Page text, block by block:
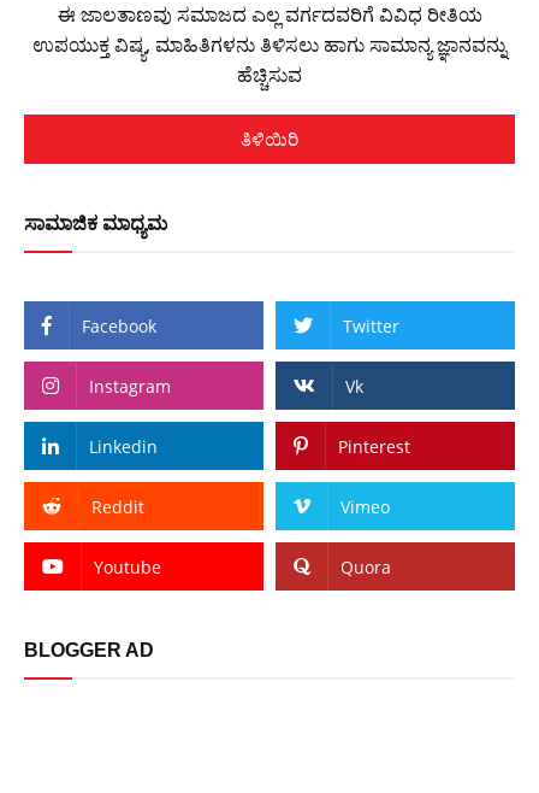
ಈ ಜಾಲತಾಣವು ಸಮಾಜದ ಎಲ್ಲ ವರ್ಗದವರಿಗೆ ವಿವಿಧ ರೀತಿಯ
ಉಪಯುಕ್ತ ವಿಷ್ಯ, ಮಾಹಿತಿಗಳನು ತಿಳಿಸಲು ಹಾಗು ಸಾಮಾನ್ಯ ಜ್ಞಾನವನ್ನು
ಹೆಚ್ಚಿಸುವ
ತಿಳಿಯಿರಿ
ಸಾಮಾಜಿಕ ಮಾಧ್ಯಮ
Facebook Twitter
Instagram Vk
Linkedin Pinterest
Reddit Vimeo
Youtube Quora
BLOGGER AD